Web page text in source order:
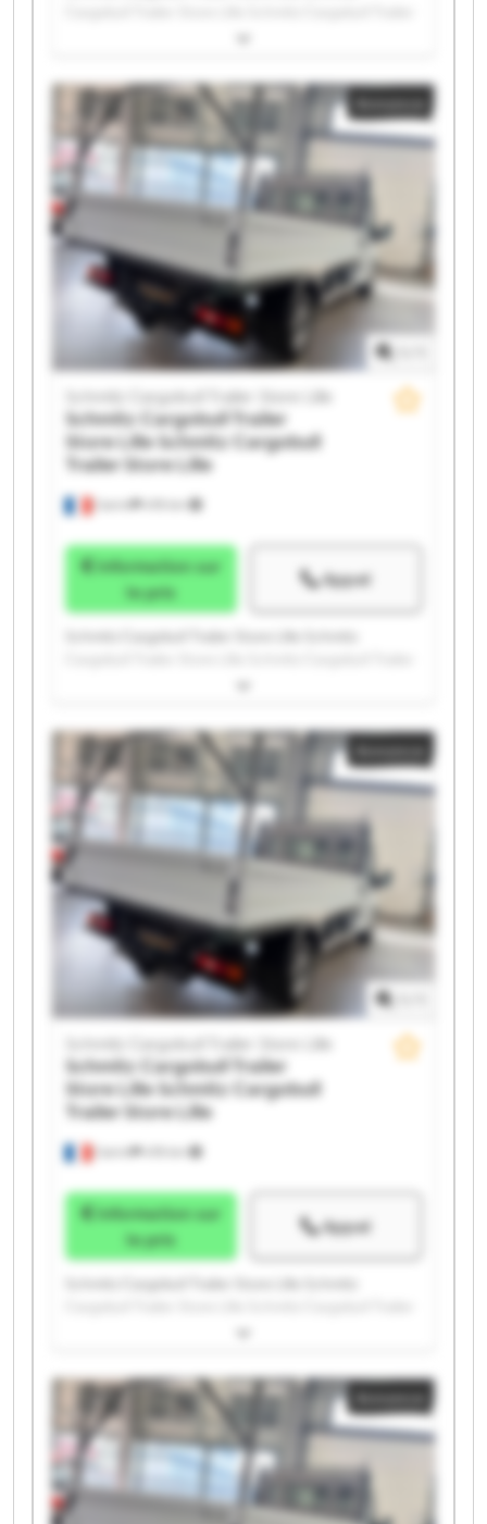
Store Lille Schmitz Cargobull Trailer Store Lille
Cargobull Trailer Store Lille Schmitz Cargobull Trailer
Store Lille Schmitz Cargobull Trailer Store Lille
Schmitz Cargobull Trailer Store Lille Schmitz
Cargobull Trailer Store Lille Schmitz Cargobull Trailer
Store Lille Schmitz Cargobull Trailer Store Lille
Schmitz Cargobull Trailer Store Lille Schmitz
Cargobull Trailer Store Lille Schmitz Cargobull Trailer
Store Lille Schmitz Cargobull Trailer Store Lille
Schmitz Cargobull Trailer Store Lille Schmitz
Cargobull Trailer Store Lille Schmitz Cargobull Trailer
Store Lille Schmitz Cargobull Trailer Store Lille
Annonce
Carvin
Schmitz Cargobull Trailer Store Lille
Schmitz Cargobull Trailer
Store Lille Schmitz Cargobull
Trailer Store Lille
le prix
Appel
Schmitz Cargobull Trailer Store Lille Schmitz
Store Lille Schmitz Cargobull Trailer Store Lille
Cargobull Trailer Store Lille Schmitz Cargobull Trailer
Store Lille Schmitz Cargobull Trailer Store Lille
Schmitz Cargobull Trailer Store Lille Schmitz
Cargobull Trailer Store Lille Schmitz Cargobull Trailer
Store Lille Schmitz Cargobull Trailer Store Lille
Schmitz Cargobull Trailer Store Lille Schmitz
Cargobull Trailer Store Lille Schmitz Cargobull Trailer
Store Lille Schmitz Cargobull Trailer Store Lille
Schmitz Cargobull Trailer Store Lille Schmitz
Cargobull Trailer Store Lille Schmitz Cargobull Trailer
Store Lille Schmitz Cargobull Trailer Store Lille
Annonce
Carvin
Schmitz Cargobull Trailer Store Lille
Schmitz Cargobull Trailer
Store Lille Schmitz Cargobull
Trailer Store Lille
le prix
Appel
Schmitz Cargobull Trailer Store Lille Schmitz
Store Lille Schmitz Cargobull Trailer Store Lille
Cargobull Trailer Store Lille Schmitz Cargobull Trailer
Store Lille Schmitz Cargobull Trailer Store Lille
Schmitz Cargobull Trailer Store Lille Schmitz
Cargobull Trailer Store Lille Schmitz Cargobull Trailer
Store Lille Schmitz Cargobull Trailer Store Lille
Schmitz Cargobull Trailer Store Lille Schmitz
Cargobull Trailer Store Lille Schmitz Cargobull Trailer
Annonce